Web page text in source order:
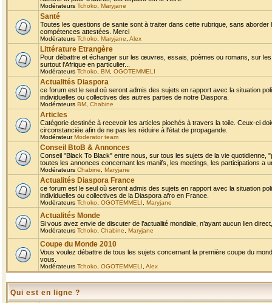
Modérateurs Tchoko Maryjane
Santé
Toutes les questions de sante sont à traiter dans cette rubrique, sans
compétences attestées. Merci
Modérateurs Tchoko Maryjane Alex
Littérature Etrangère
Pour débattre et échanger sur les œuvres, essais, poèmes ou romans, sur
surtout l'Afrique en particulier...
Modérateurs Tchoko BM OGOTEMMELI
Actualités Diaspora
ce forum est le seul où seront admis des sujets en rapport avec la situation
individuelles ou collectives des autres parties de notre Diaspora.
Modérateurs BM Chabine
Articles
Catégorie destinée à recevoir les articles piochés à travers la toile. Ceux-ci
circonstanciée afin de ne pas les réduire à l'état de propagande.
ModérateurModerator team
Conseil BtoB & Annonces
Conseil "Black To Black" entre nous, sur tous les sujets de la vie
toutes les annonces concernant les manifs, les meetings, les participations a
Modérateurs Chabine Maryjane
Actualités Diaspora France
ce forum est le seul où seront admis des sujets en rapport avec la situation
individuelles ou collectives de la Diaspora afro en France.
Modérateurs Tchoko OGOTEMMELI Maryjane
Actualités Monde
Si vous avez envie de discuter de l’actualité mondiale, n’ayant aucun lien
Modérateurs Tchoko Chabine Maryjane
Coupe du Monde 2010
Vous voulez débattre de tous les sujets concernant la première coupe du
vous.
Modérateurs Tchoko OGOTEMMELI Alex
Qui est en ligne ?